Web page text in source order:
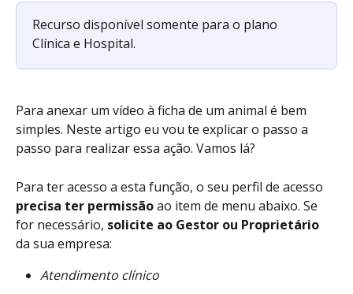
Recurso disponível somente para o plano
Clínica e Hospital.
Para anexar um vídeo à ficha de um animal é bem
simples. Neste artigo eu vou te explicar o passo a
passo para realizar essa ação. Vamos lá?
Para ter acesso a esta função, o seu perfil de acesso
precisa ter permissão ao item de menu abaixo. Se
for necessário, solicite ao Gestor ou Proprietário
da sua empresa:
Atendimento clínico